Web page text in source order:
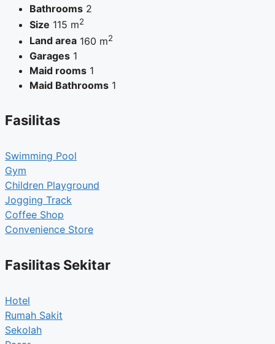
Bathrooms 2
Size 115 m2
Land area 160 m2
Garages 1
Maid rooms 1
Maid Bathrooms 1
Fasilitas
Swimming Pool
Gym
Children Playground
Jogging Track
Coffee Shop
Convenience Store
Fasilitas Sekitar
Hotel
Rumah Sakit
Sekolah